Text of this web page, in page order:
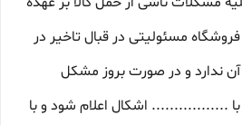
مسئولیتی در قبال تاخیر در
ندارد و در صورت بروز مشکل
................. اشکال اعلام شود و با